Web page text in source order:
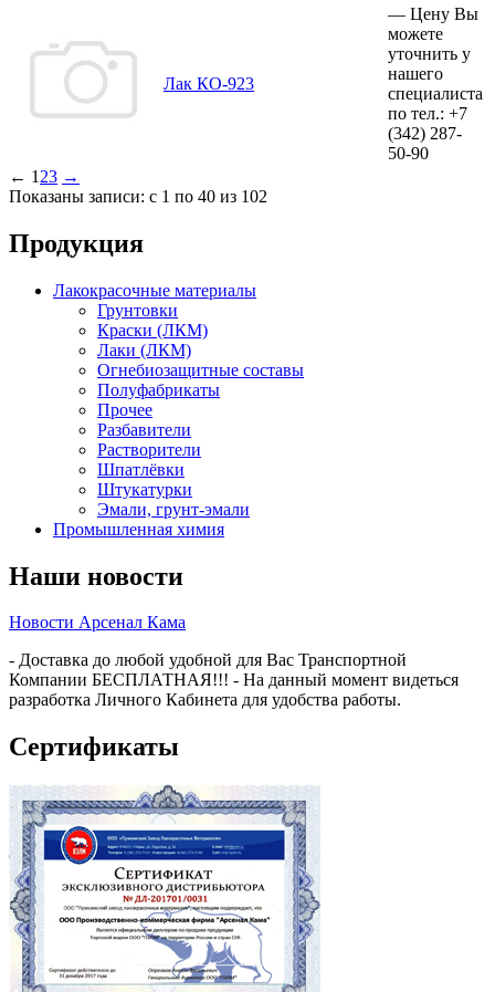
Лак КО-923
— Цену Вы
можете
уточнить у
нашего
специалиста
по тел.: +7
(342) 287-
50-90
← 1 23 →
Показаны записи: с 1 по 40 из 102
Продукция
Лакокрасочные материалы
Грунтовки
Краски (ЛКМ)
Лаки (ЛКМ)
Огнебиозащитные составы
Полуфабрикаты
Прочее
Разбавители
Растворители
Шпатлёвки
Штукатурки
Эмали, грунт-эмали
Промышленная химия
Наши новости
Новости Арсенал Кама
- Доставка до любой удобной для Вас Транспортной
Компании БЕСПЛАТНАЯ!!! - На данный момент видеться
разработка Личного Кабинета для удобства работы.
Сертификаты